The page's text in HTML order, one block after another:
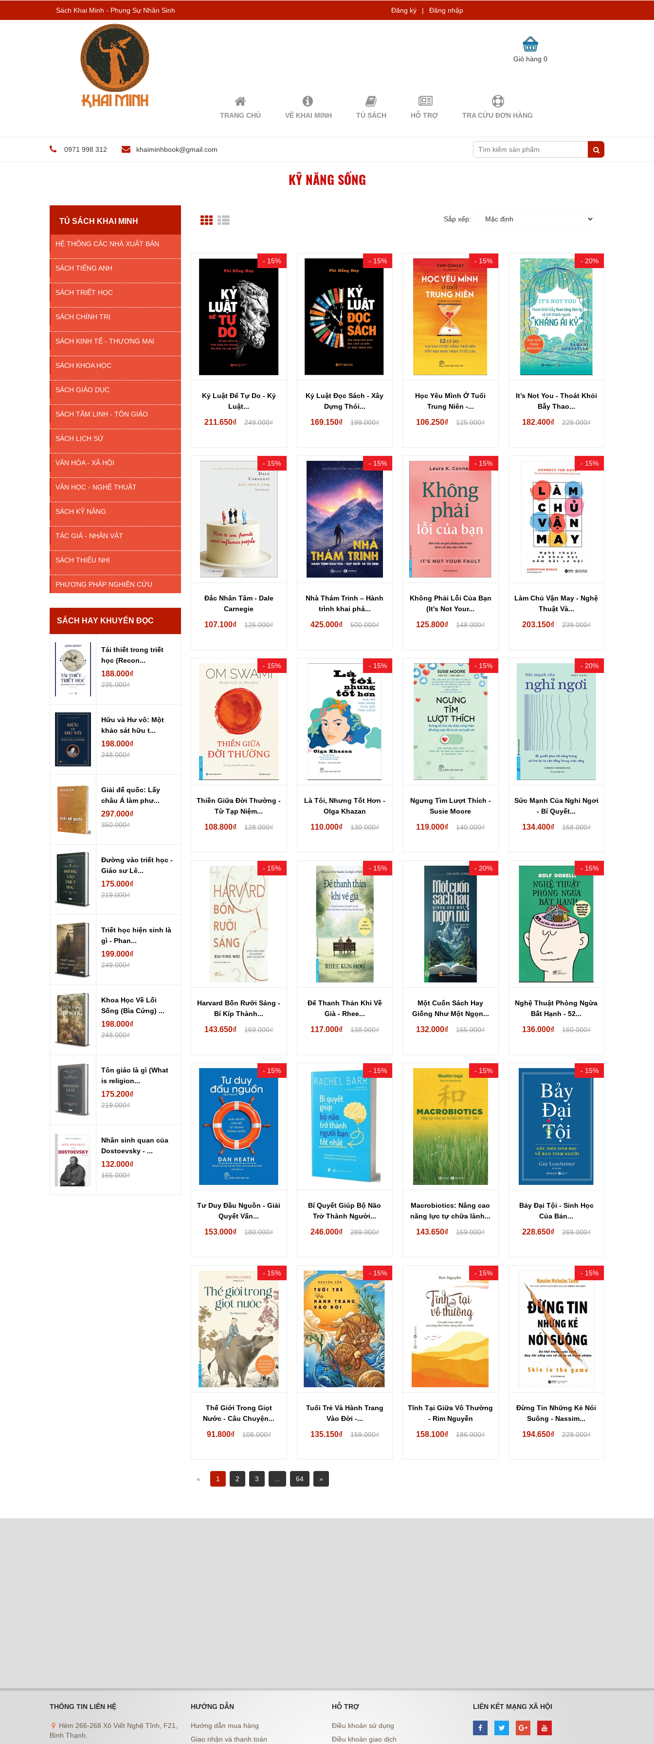
Sách Khai Minh - Phụng Sự Nhân Sinh Đăng ký | Đăng nhập
Giỏ hàng0
TRANG CHỦ VỀ KHAI MINH TỦ SÁCH HỖ TRỢ TRA CỨU ĐƠN HÀNG
0971 998 312 khaiminhbook@gmail.com
KỸ NĂNG SỐNG
Sắp xếp:
- 15%
Kỷ Luật Để Tự Do - Kỷ
Luật...
211.650₫ 249.000₫
- 15%
Kỷ Luật Đọc Sách - Xây
Dựng Thói...
169.150₫ 199.000₫
- 15%
Học Yêu Mình Ở Tuổi
Trung Niên -...
106.250₫ 125.000₫
- 20%
It’s Not You - Thoát Khỏi
Bẫy Thao...
182.400₫ 228.000₫
- 15%
Đắc Nhân Tâm - Dale
Carnegie
107.100₫ 126.000₫
- 15%
Nhà Thám Trinh – Hành
trình khai phá...
425.000₫ 500.000₫
- 15%
Không Phải Lỗi Của Bạn
(It's Not Your...
125.800₫ 148.000₫
- 15%
Làm Chủ Vận May - Nghệ
Thuật Và...
203.150₫ 239.000₫
- 15%
Thiền Giữa Đời Thường -
Từ Tạp Niệm...
108.800₫ 128.000₫
- 15%
Là Tôi, Nhưng Tốt Hơn -
Olga Khazan
110.000₫ 130.000₫
- 15%
Ngưng Tìm Lượt Thích -
Susie Moore
119.000₫ 140.000₫
- 20%
Sức Mạnh Của Nghỉ Ngơi
- Bí Quyết...
134.400₫ 168.000₫
- 15%
Harvard Bốn Rưỡi Sáng -
Bí Kíp Thành...
143.650₫ 169.000₫
- 15%
Để Thanh Thản Khi Về
Già - Rhee...
117.000₫ 138.000₫
- 20%
Một Cuốn Sách Hay
Giống Như Một Ngọn...
132.000₫ 165.000₫
- 15%
Nghệ Thuật Phòng Ngừa
Bất Hạnh - 52...
136.000₫ 160.000₫
- 15%
Tư Duy Đầu Nguồn - Gỉải
Quyết Vấn...
153.000₫ 180.000₫
- 15%
Bí Quyết Giúp Bộ Não
Trở Thành Người...
246.000₫ 289.000₫
- 15%
Macrobiotics: Nâng cao
năng lực tự chữa lành...
143.650₫ 169.000₫
- 15%
Bảy Đại Tội - Sinh Học
Của Bản...
228.650₫ 269.000₫
- 15%
Thế Giới Trong Giọt
Nước - Câu Chuyện...
91.800₫ 108.000₫
- 15%
Tuổi Trẻ Và Hành Trang
Vào Đời -...
135.150₫ 159.000₫
- 15%
Tĩnh Tại Giữa Vô Thường
- Rim Nguyễn
158.100₫ 186.000₫
- 15%
Đừng Tin Những Kẻ Nói
Suông - Nassim...
194.650₫ 229.000₫
« 1 2 3 64 »
TỦ SÁCH KHAI MINH
HỆ THỐNG CÁC NHÀ XUẤT BẢN
SÁCH TIẾNG ANH
SÁCH TRIẾT HỌC
SÁCH CHÍNH TRỊ
SÁCH KINH TẾ - THƯƠNG MẠI
SÁCH KHOA HỌC
SÁCH GIÁO DỤC
SÁCH TÂM LINH - TÔN GIÁO
SÁCH LỊCH SỬ
VĂN HÓA - XÃ HỘI
VĂN HỌC - NGHỆ THUẬT
SÁCH KỸ NĂNG
TÁC GIẢ - NHÂN VẬT
SÁCH THIẾU NHI
PHƯƠNG PHÁP NGHIÊN CỨU
SÁCH HAY KHUYẾN ĐỌC
Tái thiết trong triết
học (Recon...
188.000₫
235.000₫
Hữu và Hư vô: Một
khảo sát hữu t...
198.000₫
248.000₫
Giải đế quốc: Lấy
châu Á làm phư...
297.000₫
350.000₫
Đường vào triết học -
Giáo sư Lê...
175.000₫
219.000₫
Triết học hiện sinh là
gì - Phan...
199.000₫
249.000₫
Khoa Học Về Lối
Sống (Bìa Cứng) ...
198.000₫
248.000₫
Tôn giáo là gì (What
is religion...
175.200₫
219.000₫
Nhân sinh quan của
Dostoevsky - ...
132.000₫
165.000₫
THÔNG TIN LIÊN HỆ
Hẻm 266-268 Xô Viết Nghệ Tĩnh, F21,
Bình Thạnh.
HƯỚNG DẪN
Hướng dẫn mua hàng
Giao nhận và thanh toán
HỖ TRỢ
Điều khoản sử dụng
Điều khoản giao dịch
LIÊN KẾT MẠNG XÃ HỘI